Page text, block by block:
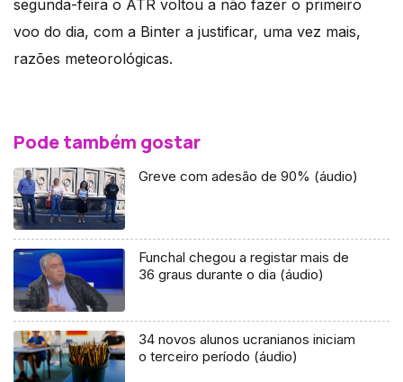
segunda-feira o ATR voltou a não fazer o primeiro
voo do dia, com a Binter a justificar, uma vez mais,
razões meteorológicas.
Pode também gostar
Greve com adesão de 90% (áudio)
Funchal chegou a registar mais de
36 graus durante o dia (áudio)
34 novos alunos ucranianos iniciam
o terceiro período (áudio)